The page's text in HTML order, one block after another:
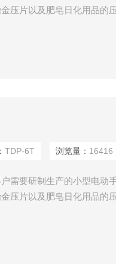
压片以及肥皂日化用品的
TDP-6T 浏览量： 16416
需要研制生产的小型电动
压片以及肥皂日化用品的